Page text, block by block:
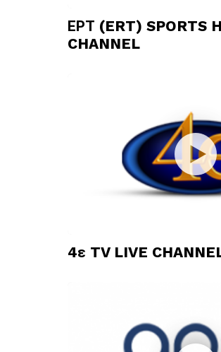
ΕΡΤ (ERT) SPORTS
CHANNEL
4ε TV LIVE